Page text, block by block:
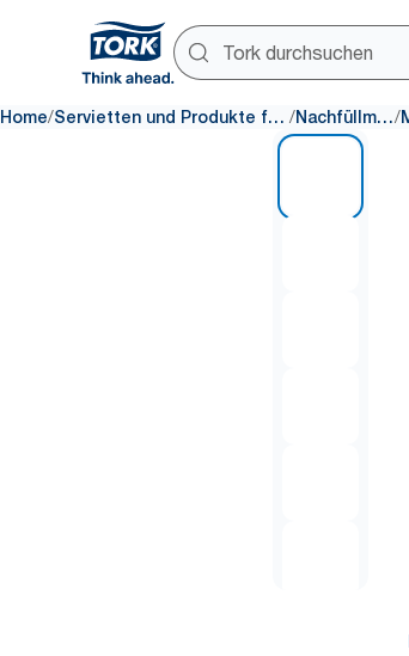
Home/ Servietten und Produkte für den Tisch / Nachfüllmaterial/